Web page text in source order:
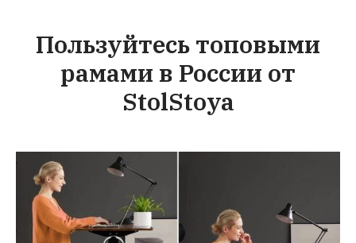
Пользуйтесь топовыми
рамами в России от
StolStoya